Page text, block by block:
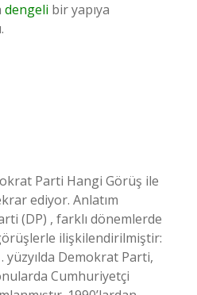
dengeli bir yapıya
Parti Hangi Görüş ile
ediyor. Anlatım
(DP) , farklı dönemlerde
ilişkilendirilmiştir:
yüzyılda Demokrat Parti,
Cumhuriyetçi